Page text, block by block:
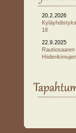
20.2.2026
18
22.9.2025